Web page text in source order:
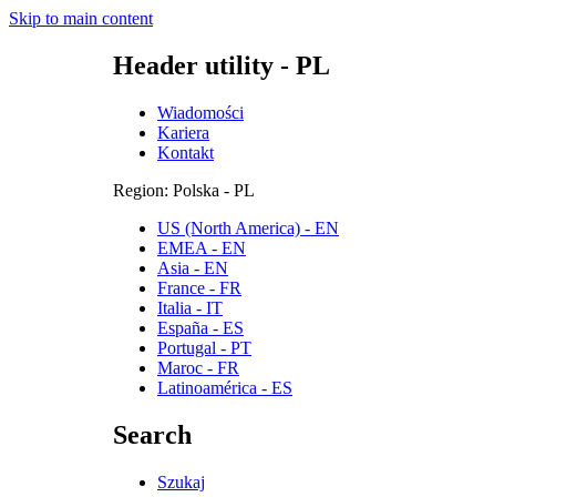
Skip to main content
Header utility - PL
Wiadomości
Kariera
Kontakt
Region: Polska - PL
US (North America) - EN
EMEA - EN
Asia - EN
France - FR
Italia - IT
España - ES
Portugal - PT
Maroc - FR
Latinoamérica - ES
Search
Szukaj